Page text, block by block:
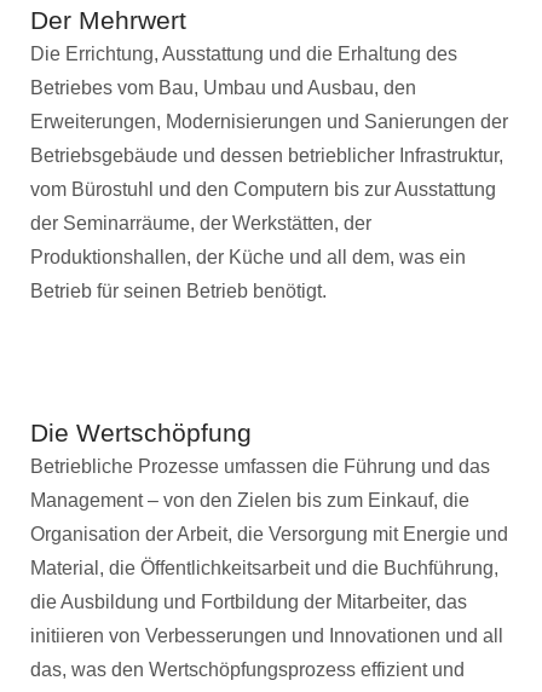
Der Mehrwert
Die Errichtung, Ausstattung und die Erhaltung des
Betriebes vom Bau, Umbau und Ausbau, den
Erweiterungen, Modernisierungen und Sanierungen der
Betriebsgebäude und dessen betrieblicher Infrastruktur,
vom Bürostuhl und den Computern bis zur Ausstattung
der Seminarräume, der Werkstätten, der
Produktionshallen, der Küche und all dem, was ein
Betrieb für seinen Betrieb benötigt.
Die Wertschöpfung
Betriebliche Prozesse umfassen die Führung und das
Management – von den Zielen bis zum Einkauf, die
Organisation der Arbeit, die Versorgung mit Energie und
Material, die Öffentlichkeitsarbeit und die Buchführung,
die Ausbildung und Fortbildung der Mitarbeiter, das
initiieren von Verbesserungen und Innovationen und all
das, was den Wertschöpfungsprozess effizient und